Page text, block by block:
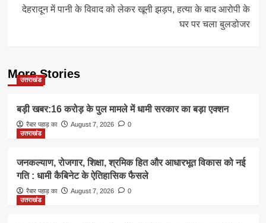
देहरादून में पानी के विवाद को लेकर खूनी झड़प, हत्या के बाद आरोपी के
घर पर चला बुलडोजर
More Stories
उत्तराखंड
बड़ी खबर:16 करोड़ के पुल मामले में धामी सरकार का बड़ा एक्शन
रैबार पहाड़ का August 7, 2026
0
उत्तराखंड
जनकल्याण, रोजगार, शिक्षा, श्रमिक हित और आधारभूत विकास को नई
गति : धामी कैबिनेट के ऐतिहासिक फैसले
रैबार पहाड़ का August 7, 2026
0
उत्तराखंड